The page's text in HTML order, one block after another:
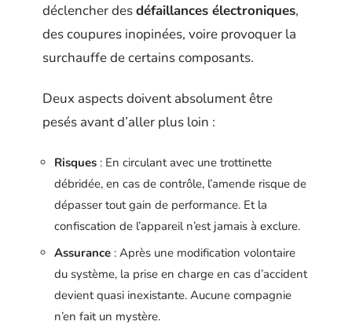
déclencher desdéfaillances électroniques,
des coupures inopinées, voire provoquer la
surchauffe de certains composants.
Deux aspects doivent absolument être
pesés avant d’aller plus loin :
Risques : En circulant avec une trottinette
débridée, en cas de contrôle, l’amende risque de
dépasser tout gain de performance. Et la
confiscation de l’appareil n’est jamais à exclure.
Assurance : Après une modification volontaire
du système, la prise en charge en cas d’accident
devient quasi inexistante. Aucune compagnie
n’en fait un mystère.